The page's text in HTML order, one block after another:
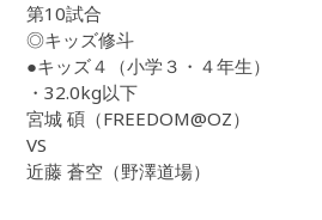
第10試合
◎キッズ修斗
●キッズ４（小学３・４年生）
・32.0kg以下
宮城 碩（FREEDOM@OZ）
VS
近藤 蒼空（野澤道場）